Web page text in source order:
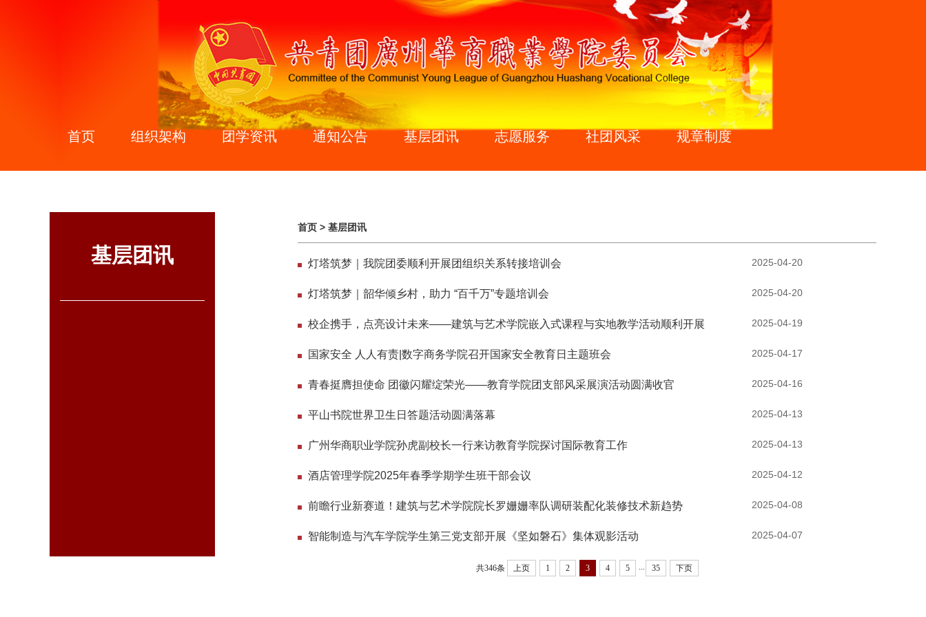
首页 组织架构 团学资讯 通知公告 基层团讯 志愿服务 社团风采 规章制度
基层团讯
首页 > 基层团讯
灯塔筑梦｜我院团委顺利开展团组织关系转接培训会 2025-04-20
灯塔筑梦｜韶华倾乡村，助力 “百千万”专题培训会 2025-04-20
校企携手，点亮设计未来——建筑与艺术学院嵌入式课程与实地教学活动顺利开展 2025-04-19
国家安全 人人有责|数字商务学院召开国家安全教育日主题班会 2025-04-17
青春挺膺担使命 团徽闪耀绽荣光——教育学院团支部风采展演活动圆满收官 2025-04-16
平山书院世界卫生日答题活动圆满落幕 2025-04-13
广州华商职业学院孙虎副校长一行来访教育学院探讨国际教育工作 2025-04-13
酒店管理学院2025年春季学期学生班干部会议 2025-04-12
前瞻行业新赛道！建筑与艺术学院院长罗姗姗率队调研装配化装修技术新趋势 2025-04-08
智能制造与汽车学院学生第三党支部开展《坚如磐石》集体观影活动 2025-04-07
共346条 上页 1 2 3 4 5 ... 35 下页